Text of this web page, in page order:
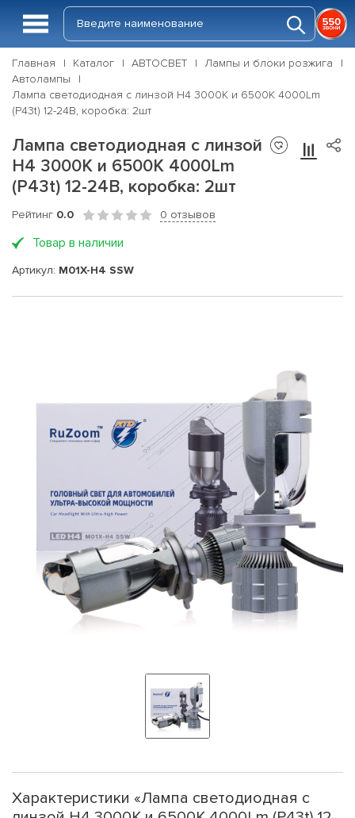
Главная Каталог АВТОСВЕТ
Лампы и блоки розжига
Автолампы
Лампа светодиодная c линзой H4 3000K и 6500K 4000Lm
(P43t) 12-24В, коробка: 2шт
Лампа светодиодная c линзой
H4 3000K и 6500K 4000Lm
(P43t) 12-24В, коробка: 2шт
Рейтинг 0.0 0 отзывов
Товар в наличии
Артикул: M01X-H4 SSW
Характеристики «Лампа светодиодная c